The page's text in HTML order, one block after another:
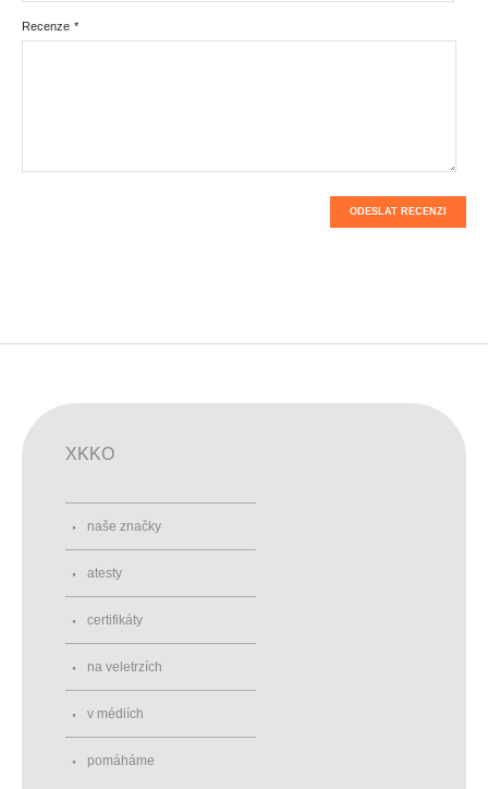
*
Recenze
ODESLAT RECENZI
XKKO
naše značky
atesty
certifikáty
na veletrzích
v médiích
pomáháme